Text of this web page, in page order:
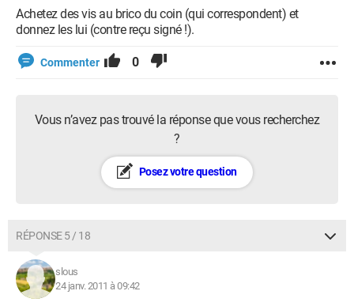
Achetez des vis au brico du coin (qui correspondent) et
donnez les lui (contre reçu signé !).
Commenter 0
Vous n’avez pas trouvé la réponse que vous recherchez
?
Posez votre question
RÉPONSE 5 / 18
slous
24 janv. 2011 à 09:42